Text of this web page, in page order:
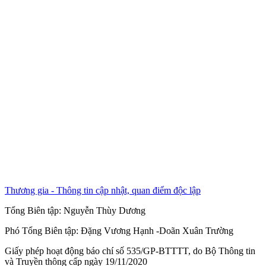
Thương gia - Thông tin cập nhật, quan điểm độc lập
Tổng Biên tập: Nguyễn Thùy Dương
Phó Tổng Biên tập: Đặng Vương Hạnh -Doãn Xuân Trường
Giấy phép hoạt động báo chí số 535/GP-BTTTT, do Bộ Thông tin
và Truyền thông cấp ngày 19/11/2020